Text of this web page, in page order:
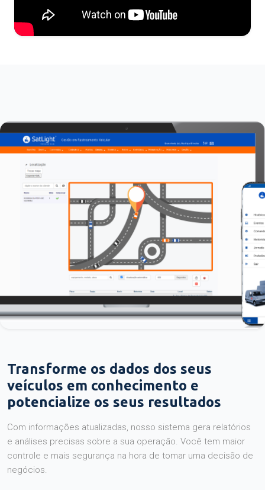
Transforme os dados dos seus
veículos em conhecimento e
potencialize os seus resultados
Com informações atualizadas, nosso sistema gera relatórios
e análises precisas sobre a sua operação. Você tem maior
controle e mais segurança na hora de tomar uma decisão de
negócios.